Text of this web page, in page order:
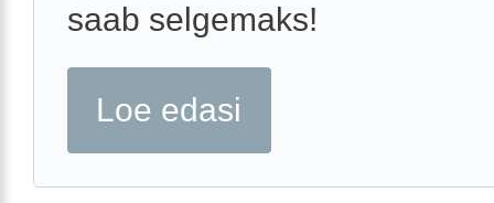
saab selgemaks!
Loe edasi